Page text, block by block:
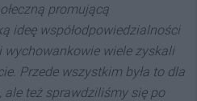
promującą
ideę współodpowiedzialności
wychowankowie wiele zyskali
Przede wszystkim była to dla
też sprawdziliśmy się po